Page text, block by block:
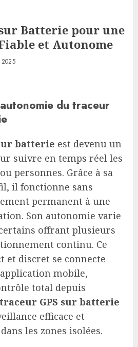
Batterie pour une
et Autonome
2025
du traceur
batterie est devenu un
suivre en temps réel les
personnes. Grâce à sa
il fonctionne sans
permanent à une
Son autonomie varie
offrant plusieurs
continu. Ce
et discret se connecte
mobile,
total depuis
traceur GPS sur batterie
efficace et
les zones isolées.